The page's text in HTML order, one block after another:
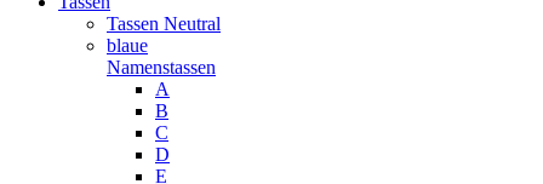
Tassen Neutral
blaue
Namenstassen
A
B
C
D
E